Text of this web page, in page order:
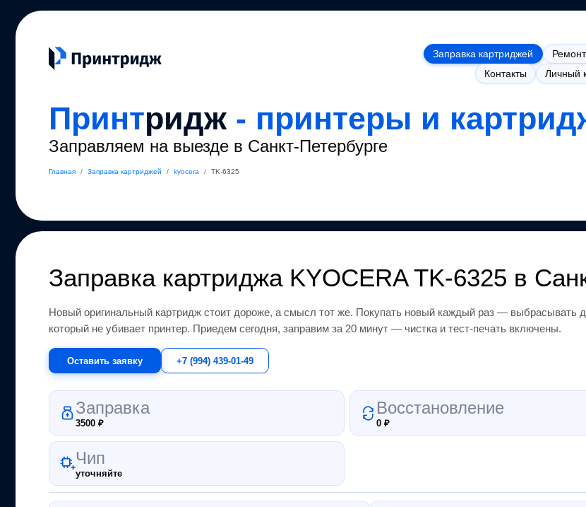
Заправка картриджей
Контакты
Личный
Принтридж - принтеры и
Заправляем на выезде в Санкт-Петербурге
Главная / Заправка картриджей / kyocera / TK-6325
Заправка картриджа KYOCERA TK-6325 в
Новый оригинальный картридж стоит дороже, а смысл тот же. Покупать новый каждый раз — выбрасывать
который не убивает принтер. Приедем сегодня, заправим за 20 минут — чистка и тест-печать включены.
Оставить заявку +7 (994) 439-01-49
Заправка
3500₽
Восстановление
0₽
Чип
уточняйте